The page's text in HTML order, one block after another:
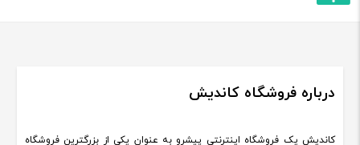
درباره فروشگاه کاندیش
کاندیش یک فروشگاه اینترنتی پیشرو به عنوان یکی از بزرگترین فروشگاه